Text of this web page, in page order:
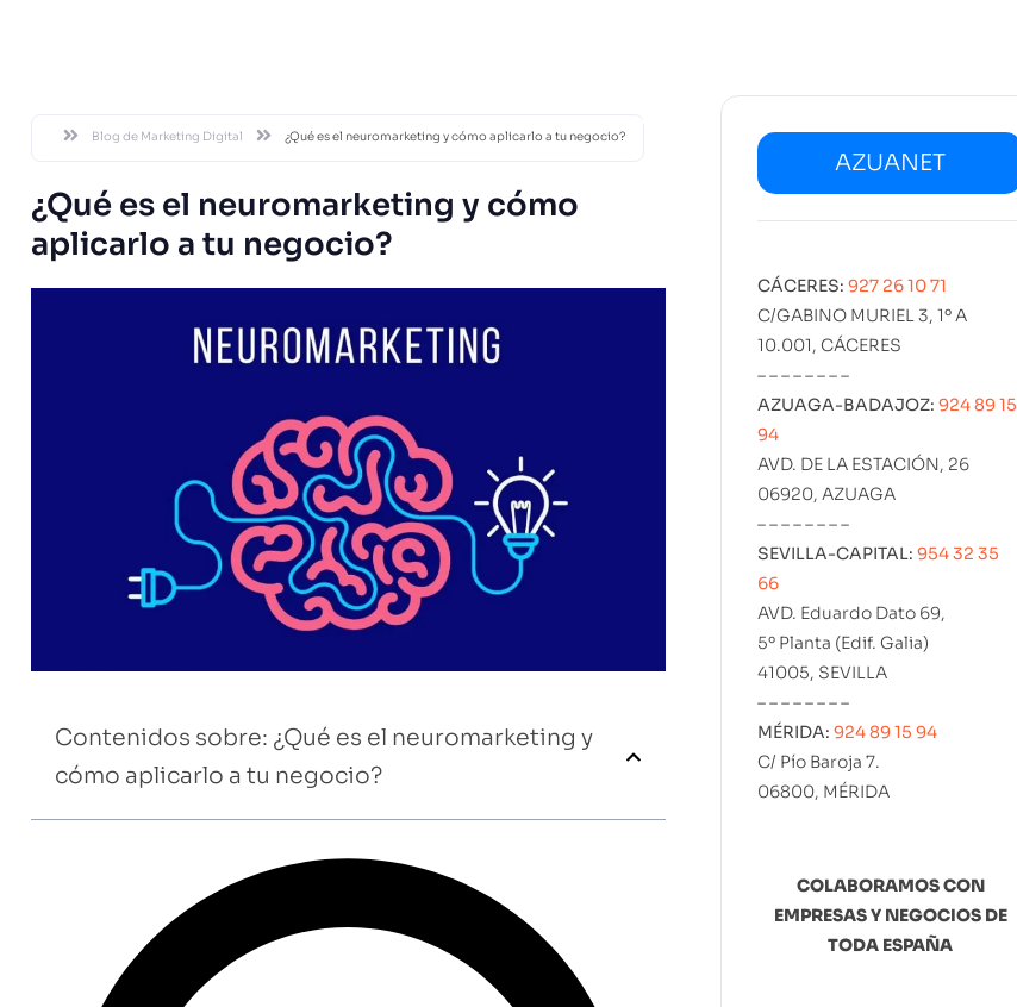
Blog de Marketing Digital ¿Qué es el neuromarketing y cómo aplicarlo a tu negocio?
¿Qué es el neuromarketing y cómo
aplicarlo a tu negocio?
Contenidos sobre: ¿Qué es el neuromarketing y
cómo aplicarlo a tu negocio?
AZUANET
CÁCERES: 927 26 10 71
C/GABINO MURIEL 3, 1º A
10.001, CÁCERES
– – – – – – – –
AZUAGA-BADAJOZ: 924 89 15
94
AVD. DE LA ESTACIÓN, 26
06920, AZUAGA
– – – – – – – –
SEVILLA-CAPITAL: 954 32 35
66
AVD. Eduardo Dato 69,
5º Planta (Edif. Galia)
41005, SEVILLA
– – – – – – – –
MÉRIDA: 924 89 15 94
C/ Pío Baroja 7.
06800, MÉRIDA
COLABORAMOS CON
EMPRESAS Y NEGOCIOS DE
TODA ESPAÑA